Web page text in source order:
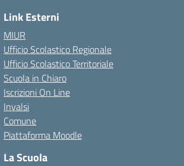
Link Esterni
MIUR
Ufficio Scolastico Regionale
Ufficio Scolastico Territoriale
Scuola in Chiaro
Iscrizioni On Line
Invalsi
Comune
Piattaforma Moodle
La Scuola